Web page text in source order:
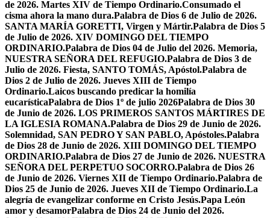
de 2026. Martes XIV de Tiempo Ordinario.Consumado el
cisma ahora la mano dura.Palabra de Dios 6 de Julio de 2026.
SANTA MARÍA GORETTI, Virgen y Mártir.Palabra de Dios 5
de Julio de 2026. XIV DOMINGO DEL TIEMPO
ORDINARIO.Palabra de Dios 04 de Julio del 2026. Memoria,
NUESTRA SEÑORA DEL REFUGIO.Palabra de Dios 3 de
Julio de 2026. Fiesta, SANTO TOMÁS, Apóstol.Palabra de
Dios 2 de Julio de 2026. Jueves XIII de Tiempo
Ordinario.Laicos buscando predicar la homilía
eucarísticaPalabra de Dios 1º de julio 2026Palabra de Dios 30
de Junio de 2026. LOS PRIMEROS SANTOS MÁRTIRES DE
LA IGLESIA ROMANA.Palabra de Dios 29 de Junio de 2026.
Solemnidad, SAN PEDRO Y SAN PABLO, Apóstoles.Palabra
de Dios 28 de Junio de 2026. XIII DOMINGO DEL TIEMPO
ORDINARIO.Palabra de Dios 27 de Junio de 2026. NUESTRA
SEÑORA DEL PERPETUO SOCORRO.Palabra de Dios 26
de Junio de 2026. Viernes XII de Tiempo Ordinario.Palabra de
Dios 25 de Junio de 2026. Jueves XII de Tiempo Ordinario.La
alegría de evangelizar conforme en Cristo Jesús.Papa León
amor y desamorPalabra de Dios 24 de Junio del 2026.